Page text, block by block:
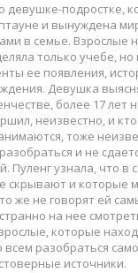
девушке-подростке,
и вынуждена
в семье. Взрослые
только учебе,
ее появления,
Девушка
более 17 лет
неизвестно, и
тоже
и не
Пуленг узнала, что в
скрывают и которые
же не говорят ей
на нее
которые
разобраться
источники.